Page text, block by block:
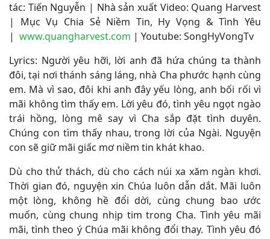
tác: Tiến Nguyễn | Nhà sản xuất Video: Quang Harvest
| Mục Vụ Chia Sẻ Niềm Tin, Hy Vọng & Tình Yêu
| www.quangharvest.com | Youtube: SongHyVongTv
Lyrics: Người yêu hỡi, lời anh đã hứa chúng ta thành
đôi, tại nơi thánh sáng láng, nhà Cha phước hạnh cùng
em. Mà vì sao, đôi khi anh đây yếu lòng, anh bối rối vì
mãi không tìm thấy em. Lời yêu đó, tình yêu ngọt ngào
trái hồng, lòng mê say vì Cha sắp đặt tình duyên.
Chúng con tìm thấy nhau, trong lời của Ngài. Nguyện
con sẽ giữ mãi giấc mơ niềm tin khát khao.
Dù cho thử thách, dù cho cách núi xa xăm ngàn khơi.
Thời gian đó, nguyện xin Chúa luôn dẫn dắt. Mãi luôn
một lòng, không hề đổi dời, cùng chung bao ước
muốn, cùng chung nhịp tim trong Cha. Tình yêu mãi
mãi, tình theo ý Chúa mãi không đổi thay. Tình yêu đó